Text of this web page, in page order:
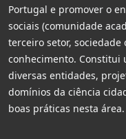
Portugal e promover o
sociais (comunidade
terceiro setor,
conhecimento. Constitui
diversas entidades,
domínios da ciência
boas práticas nesta área.